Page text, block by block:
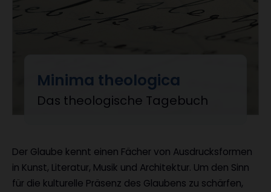
Minima theologica
:
Das theologische Tagebuch
Der Glaube kennt einen Fächer von Ausdrucksformen
in Kunst, Literatur, Musik und Architektur. Um den Sinn
für die kulturelle Präsenz des Glaubens zu schärfen,